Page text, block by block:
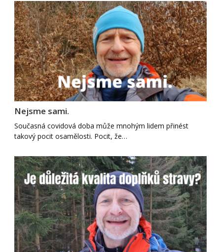
Nejsme sami.
Současná covidová doba může mnohým lidem přinést
takový pocit osamělosti. Pocit, že…